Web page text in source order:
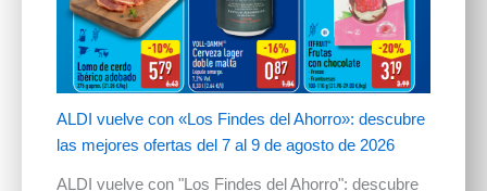
ALDI vuelve con «Los Findes del Ahorro»: descubre
las mejores ofertas del 7 al 9 de agosto de 2026
ALDI vuelve con "Los Findes del Ahorro": descubre